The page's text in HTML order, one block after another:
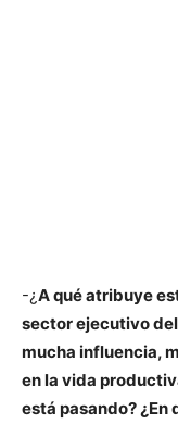
-¿A qué atribuye
sector ejecutivo
mucha influencia,
en la vida
está pasando? ¿En